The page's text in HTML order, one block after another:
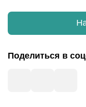
Поделиться в